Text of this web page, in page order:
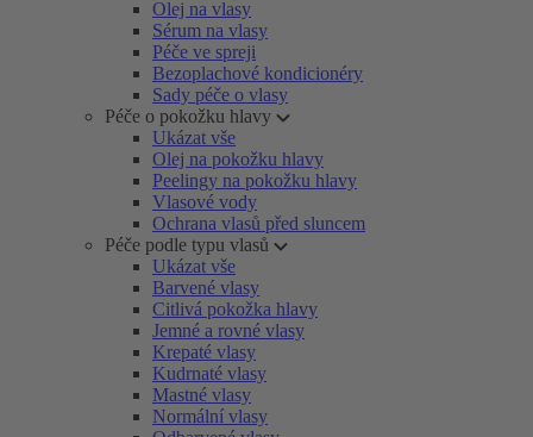
Olej na vlasy
Sérum na vlasy
Péče ve spreji
Bezoplachové kondicionéry
Sady péče o vlasy
Péče o pokožku hlavy
Ukázat vše
Olej na pokožku hlavy
Peelingy na pokožku hlavy
Vlasové vody
Ochrana vlasů před sluncem
Péče podle typu vlasů
Ukázat vše
Barvené vlasy
Citlivá pokožka hlavy
Jemné a rovné vlasy
Krepaté vlasy
Kudrnaté vlasy
Mastné vlasy
Normální vlasy